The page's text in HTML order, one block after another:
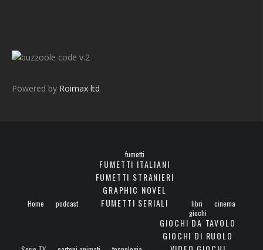
v.2
Powered by Roimax ltd
Home podcast
fumetti
FUMETTI ITALIANI
FUMETTI STRANIERI
GRAPHIC NOVEL
FUMETTI SERIALI
libri cinema
giochi
GIOCHI DA TAVOLO
GIOCHI DI RUOLO